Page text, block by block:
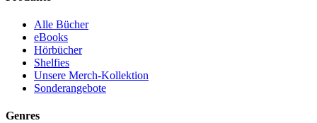
Alle Bücher
eBooks
Hörbücher
Shelfies
Unsere Merch-Kollektion
Sonderangebote
Genres